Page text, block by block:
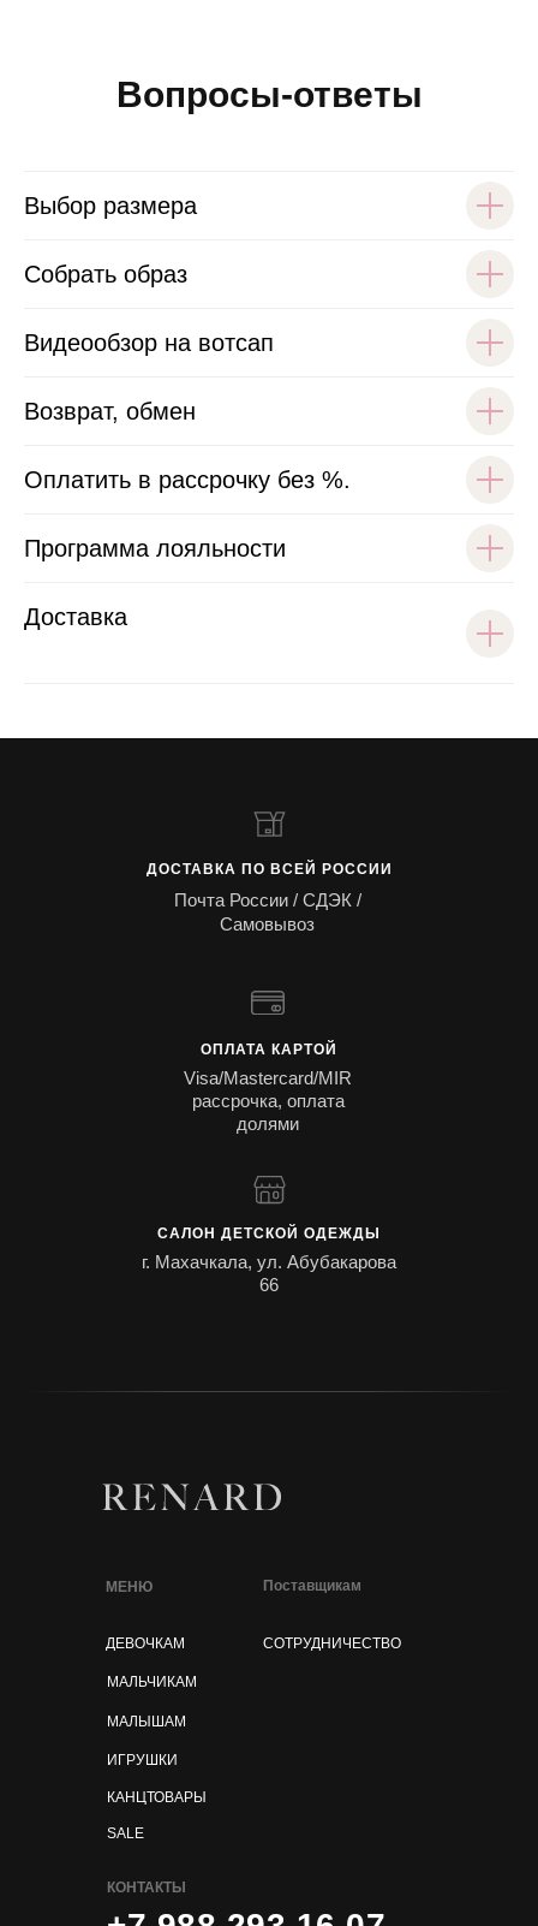
Вопросы-ответы
Выбор размера
Собрать образ
Видеообзор на вотсап
Возврат, обмен
Оплатить в рассрочку без %.
Программа лояльности
Доставка
ОПЛАТА КАРТОЙ
Visa/Mastercard/MIR
рассрочка, оплата
долями
ДОСТАВКА ПО ВСЕЙ РОССИИ
Почта России / СДЭК /
Самовывоз
САЛОН ДЕТСКОЙ ОДЕЖДЫ
г. Махачкала, ул. Абубакарова
66
МЕНЮ
ДЕВОЧКАМ
МАЛЬЧИКАМ
МАЛЫШАМ
ИГРУШКИ
КАНЦТОВАРЫ
КОНТАКТЫ
Поставщикам
СОТРУДНИЧЕСТВО
SALE